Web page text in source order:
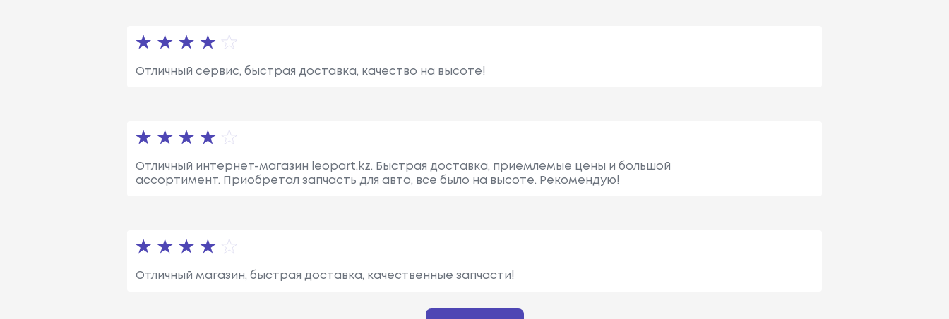
Отличный сервис, быстрая доставка, качество на высоте!
Отличный интернет-магазин leopart.kz. Быстрая доставка, приемлемые цены и большой
ассортимент. Приобретал запчасть для авто, все было на высоте. Рекомендую!
Отличный магазин, быстрая доставка, качественные запчасти!